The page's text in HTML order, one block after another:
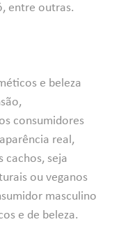
entre outras.
e beleza
consumidores
real,
cachos, seja
ou veganos
masculino
e de beleza.